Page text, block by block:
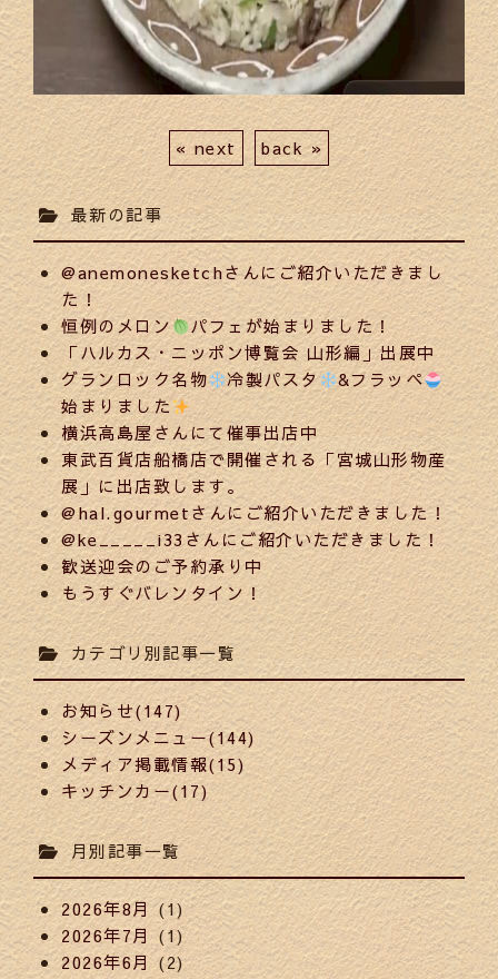
« next back »
最新の記事
@anemonesketchさんにご紹介いただきまし
た！
恒例のメロン
パフェが始まりました！
「ハルカス・ニッポン博覧会 山形編」出展中
グランロック名物
冷製パスタ
&フラッペ
始まりました
横浜高島屋さんにて催事出店中
東武百貨店船橋店で開催される「宮城山形物産
展」に出店致します。
@hal.gourmetさんにご紹介いただきました！
@ke_____i33さんにご紹介いただきました！
歓送迎会のご予約承り中
もうすぐバレンタイン！
カテゴリ別記事一覧
お知らせ(147)
シーズンメニュー(144)
メディア掲載情報(15)
キッチンカー(17)
月別記事一覧
2026年8月 (1)
2026年7月 (1)
2026年6月 (2)